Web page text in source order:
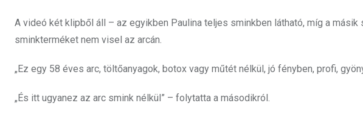
A videó két klipből áll – az egyikben Paulina teljes sminkben látható, míg a
sminkterméket nem visel az arcán.
„Ez egy 58 éves arc, töltőanyagok, botox vagy műtét nélkül, jó fényben, profi,
„És itt ugyanez az arc smink nélkül” – folytatta a másodikról.